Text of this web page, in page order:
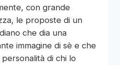
con grande
le proposte di un
che dia una
immagine di sè e che
di chi lo